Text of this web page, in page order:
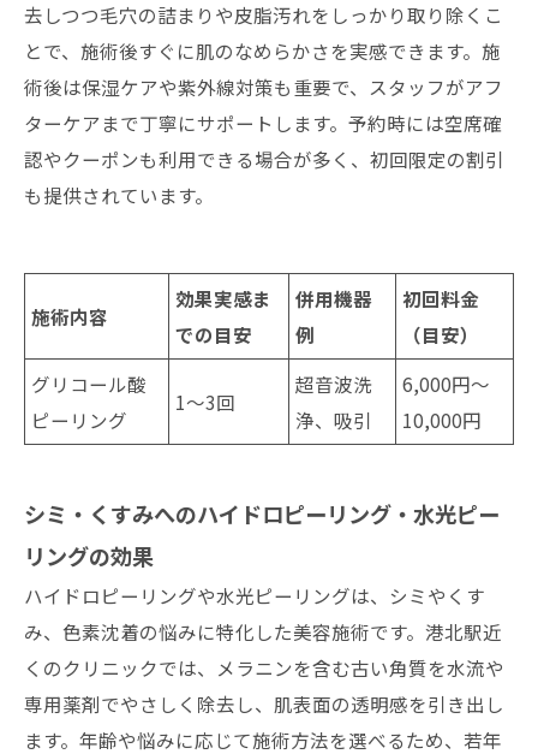
去しつつ毛穴の詰まりや皮脂汚れをしっかり取り除くこ
とで、施術後すぐに肌のなめらかさを実感できます。施
術後は保湿ケアや紫外線対策も重要で、スタッフがアフ
ターケアまで丁寧にサポートします。予約時には空席確
認やクーポンも利用できる場合が多く、初回限定の割引
も提供されています。
施術内容
効果実感ま
での目安
併用機器
例
初回料金
（目安）
グリコール酸
ピーリング
1〜3回
超音波洗
浄、吸引
6,000円〜
10,000円
シミ・くすみへのハイドロピーリング・水光ピー
リングの効果
ハイドロピーリングや水光ピーリングは、シミやくす
み、色素沈着の悩みに特化した美容施術です。港北駅近
くのクリニックでは、メラニンを含む古い角質を水流や
専用薬剤でやさしく除去し、肌表面の透明感を引き出し
ます。年齢や悩みに応じて施術方法を選べるため、若年